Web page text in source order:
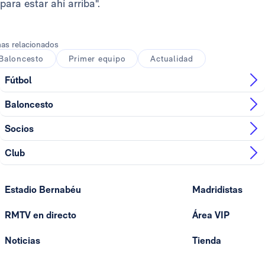
para estar ahí arriba".
relacionados
Primer equipo Actualidad
Fútbol
Baloncesto
Socios
Club
Estadio Bernabéu
RMTV en directo
Noticias
Madridistas
Área VIP
Tienda